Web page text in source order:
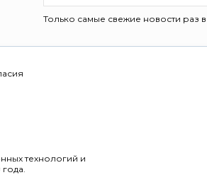
Только самые свежие новости раз
технологий и